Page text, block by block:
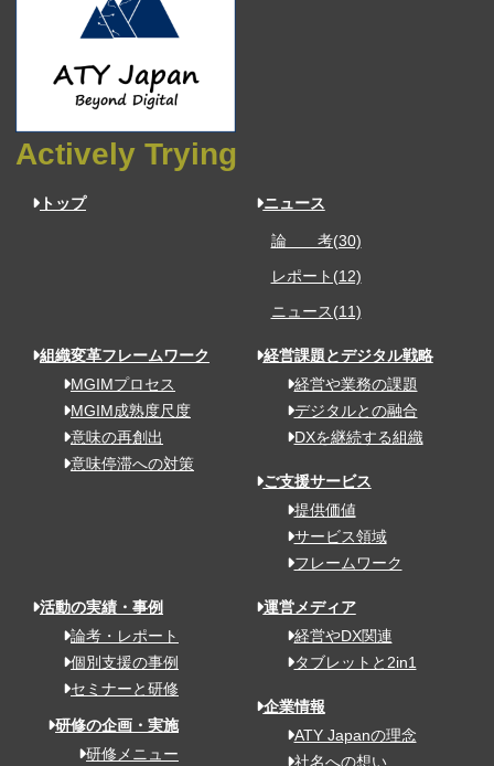
Actively Trying
トップ ニュース
論 考(30)
レポート(12)
ニュース(11)
組織変革フレームワーク
MGIMプロセス
MGIM成熟度尺度
意味の再創出
意味停滞への対策
経営課題とデジタル戦略
経営や業務の課題
デジタルとの融合
DXを継続する組織
ご支援サービス
提供価値
サービス領域
フレームワーク
活動の実績・事例
論考・レポート
個別支援の事例
セミナーと研修
研修の企画・実施
研修メニュー
運営メディア
経営やDX関連
タブレットと2in1
企業情報
ATY Japanの理念
社名への想い